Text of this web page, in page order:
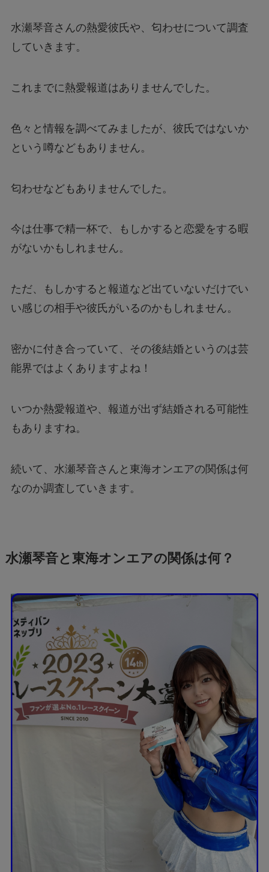
水瀬琴音さんの熱愛彼氏や、匂わせについて調査
していきます。
これまでに熱愛報道はありませんでした。
色々と情報を調べてみましたが、彼氏ではないか
という噂などもありません。
匂わせなどもありませんでした。
今は仕事で精一杯で、もしかすると恋愛をする暇
がないかもしれません。
ただ、もしかすると報道など出ていないだけでい
い感じの相手や彼氏がいるのかもしれません。
密かに付き合っていて、その後結婚というのは芸
能界ではよくありますよね！
いつか熱愛報道や、報道が出ず結婚される可能性
もありますね。
続いて、水瀬琴音さんと東海オンエアの関係は何
なのか調査していきます。
水瀬琴音と東海オンエアの関係は何？